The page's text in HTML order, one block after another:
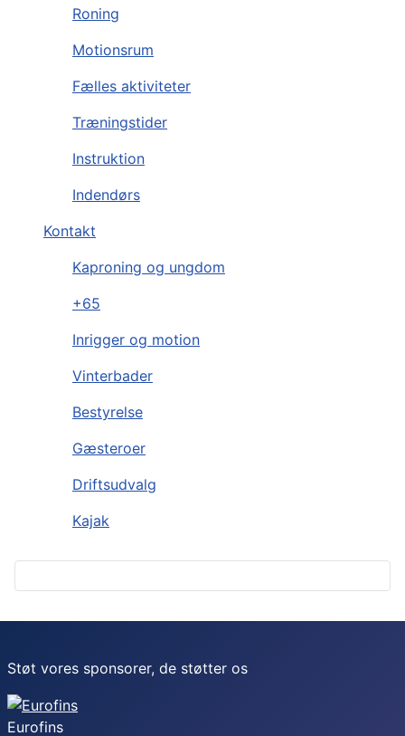
Roning
Motionsrum
Fælles aktiviteter
Træningstider
Instruktion
Indendørs
Kontakt
Kaproning og ungdom
+65
Inrigger og motion
Vinterbader
Bestyrelse
Gæsteroer
Driftsudvalg
Kajak
Støt vores sponsorer, de støtter os
Eurofins